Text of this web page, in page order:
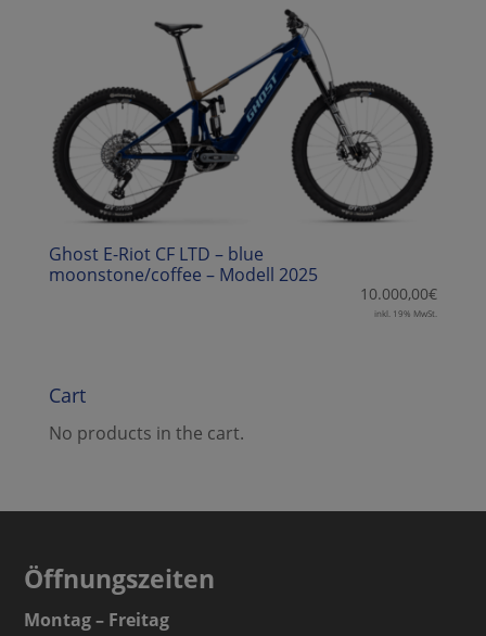
Ghost E-Riot CF LTD – blue
moonstone/coffee – Modell 2025
10.000,00€
inkl. 19% MwSt.
Cart
No products in the cart.
Öffnungszeiten
Montag – Freitag